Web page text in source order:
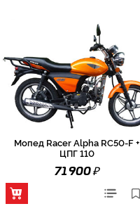
Мопед Racer Alpha RC50-F +
ЦПГ 110
71 900₽